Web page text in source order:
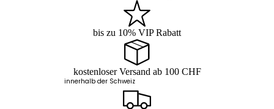
bis zu 10% VIP Rabatt
kostenloser Versand ab 100 CHF
innerhalb der Schweiz